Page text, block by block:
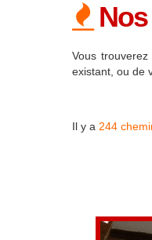
Vous
existant, ou de
Il y a 244